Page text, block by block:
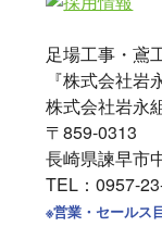
足場工事・鳶
『株式会社岩
株式会社岩永
〒859-0313
長崎県諫早市
TEL：0957-
※営業・セールス